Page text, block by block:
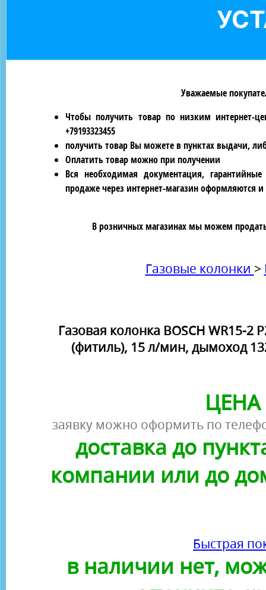
Уважаемые
Чтобы получить товар по низким интернет-
+79193323455
получить товар Вы можете в пунктах выдачи,
Оплатить товар можно при получении
Вся необходимая документация,
продаже через интернет-магазин оформляются
В розничных магазинах мы можем
Газовые колонки >
Газовая колонка BOSCH WR15-2
(фитиль), 15 л/мин, дымоход
ЦЕНА
заявку можно оформить по
доставка до
компании или до
Быстрая
в наличии нет,